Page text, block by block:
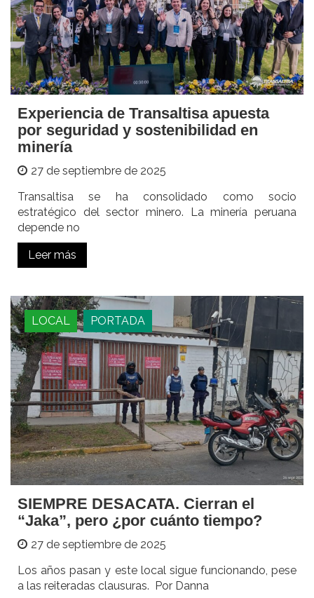
Experiencia de Transaltisa apuesta
por seguridad y sostenibilidad en
minería
27 de septiembre de 2025
Transaltisa se ha consolidado como socio
estratégico del sector minero. La minería peruana
depende no
Leer más
LOCAL PORTADA
SIEMPRE DESACATA. Cierran el
“Jaka”, pero ¿por cuánto tiempo?
27 de septiembre de 2025
Los años pasan y este local sigue funcionando, pese
a las reiteradas clausuras. Por Danna